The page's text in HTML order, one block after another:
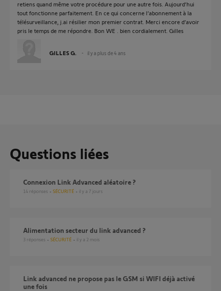
retiens quand même votre procédure pour une autre fois. Aujourd’hui
tout fonctionne parfaitement. En ce qui concerne l’abonnement à la
télésurveillance, j.ai résilier mon premier contrat. Merci encore d’avoir
pris le temps de me répondre. Bon WE . bien cordialement. Gilles
GILLES G. il y a plus de 4 ans
Questions liées
Connexion Link Advanced aléatoire ?
14 réponses SÉCURITÉ il y a 7 jours
Alimentation secteur du link advanced ?
3 réponses SÉCURITÉ il y a 2 mois
Link advanced ne propose pas le GSM si WIFI déjà activé
une fois